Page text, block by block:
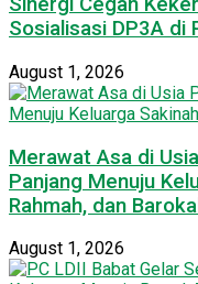
Sosialisasi DP3A di
August 1, 2026
Merawat Asa di
Panjang Menuju
Rahmah, dan
August 1, 2026